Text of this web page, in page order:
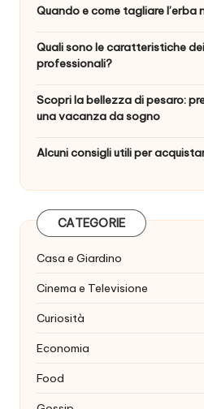
Quando e come tagliare l’erba
Quali sono le caratteristiche
professionali?
Scopri la bellezza di pesaro:
una vacanza da sogno
Alcuni consigli utili per
CATEGORIE
Casa e Giardino
Cinema e Televisione
Curiosità
Economia
Food